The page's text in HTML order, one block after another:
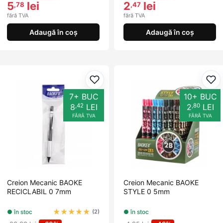
5,78 lei
fără TVA
Adaugă în coș
2,47 lei
fără TVA
Adaugă în coș
Adaugă la favorite
7+ BUC
8 ,42LEI
FĂRĂ TVA
Creion Mecanic BAOKE
RECICLABIL 0 7mm
● în stoc ★★★★★ (2)
10+ BUC
2 ,80LEI
FĂRĂ TVA
Creion Mecanic BAOKE
STYLE 0 5mm
● în stoc